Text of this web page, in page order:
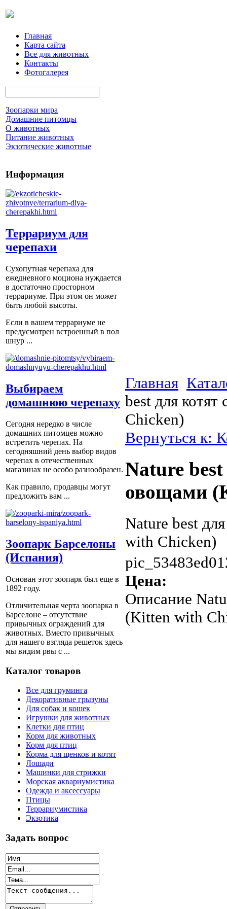
Главная
Карта сайта
Все для животных
Контакты
Фотогалерея
Зоопарки мира
Домашние питомцы
О животных
Питание животных
Экзотические животные
Информация
Террариум для
черепахи
Сухопутная черепаха для
ежедневного моциона нуждается
в достаточно просторном
террариуме. При этом он может
быть любой высоты.
Если в вашем террариуме не
предусмотрен встроенный в пол
шнур ...
Выбираем
домашнюю черепаху
Сегодня нередко в числе
домашних питомцев можно
встретить черепах. На
сегодняшний день выбор видов
черепах в отечественных
магазинах не особо разнообразен.
Как правило, продавцы могут
предложить вам ...
Зоопарк Барселоны
(Испания)
Основан этот зоопарк был еще в
1892 году.
Отличительная черта зоопарка в
Барселоне – отсутствие
привычных ограждений для
животных. Вместо привычных
для нашего взгляда решеток здесь
мы видим рвы с ...
Каталог товаров
Все для груминга
Декоративные грызуны
Для собак и кошек
Игрушки для животных
Клетки для птиц
Корм для животных
Корм для птиц
Корма для щенков и котят
Лошади
Машинки для стрижки
Морская аквариумистика
Одежда и аксессуары
Птицы
Террариумистика
Экзотика
Задать вопрос
Главная
best для
Chicken)
Вернуться к:
Nature
овощами
Nature best
with Chicken)
Цена:
Описание
(Kitten with